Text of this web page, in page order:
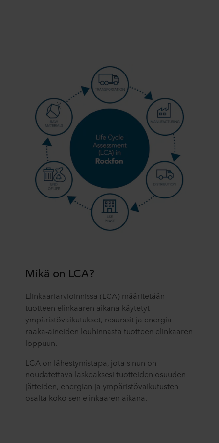
Mikä on LCA?
Elinkaariarvioinnissa (LCA) määritetään
tuotteen elinkaaren aikana käytetyt
ympäristövaikutukset, resurssit ja energia
raaka-aineiden louhinnasta tuotteen elinkaaren
loppuun.
LCA on lähestymistapa, jota sinun on
noudatettava laskeaksesi tuotteiden osuuden
jätteiden, energian ja ympäristövaikutusten
osalta koko sen elinkaaren aikana.